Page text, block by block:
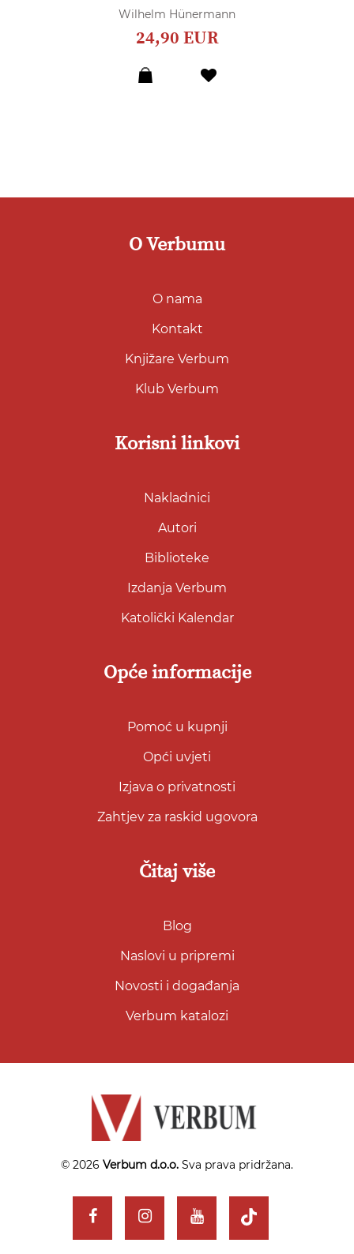
Wilhelm Hünermann
24,90 EUR
O Verbumu
O nama
Kontakt
Knjižare Verbum
Klub Verbum
Korisni linkovi
Nakladnici
Autori
Biblioteke
Izdanja Verbum
Katolički Kalendar
Opće informacije
Pomoć u kupnji
Opći uvjeti
Izjava o privatnosti
Zahtjev za raskid ugovora
Čitaj više
Blog
Naslovi u pripremi
Novosti i događanja
Verbum katalozi
© 2026 Verbum d.o.o. Sva prava pridržana.